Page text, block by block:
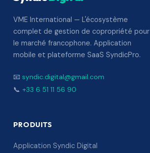
VME International — L'écosystème
complet de gestion de copropriété pour
le marché francophone. Application
mobile et plateforme SaaS SyndicPro.
📧 syndic.digital@gmail.com
📞 +33 6 51 11 56 90
PRODUITS
Application Syndic Digital